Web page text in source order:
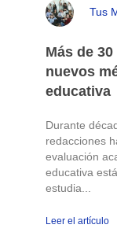
Tus
Más de
nuevos
educativa
Durante
redacciones
evaluación
educativa
estudia...
Leer el artículo